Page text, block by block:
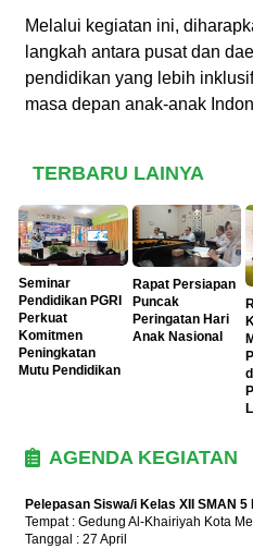
Melalui kegiatan ini,
langkah antara pusat dan
pendidikan yang lebih
masa depan anak-anak
TERBARU LAINYA
Seminar
Pendidikan PGRI
Perkuat
Komitmen
Peningkatan
Mutu Pendidikan
Rapat Persiapan
Puncak
Peringatan Hari
Anak Nasional
AGENDA KEGIATAN
Pelepasan Siswa/i Kelas XII SMAN 5
Tempat : Gedung Al-Khairiyah Kota
Tanggal : 27 April